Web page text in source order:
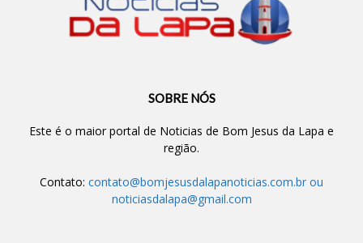
SOBRE NÓS
Este é o maior portal de Noticias de Bom Jesus da Lapa e
região.
Contato: contato@bomjesusdalapanoticias.com.br ou
noticiasdalapa@gmail.com